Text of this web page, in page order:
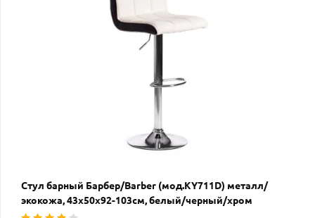
Стул барный Барбер/Barber (мод.KY711D) металл/
экокожа, 43х50х92-103см, белый/черный/хром